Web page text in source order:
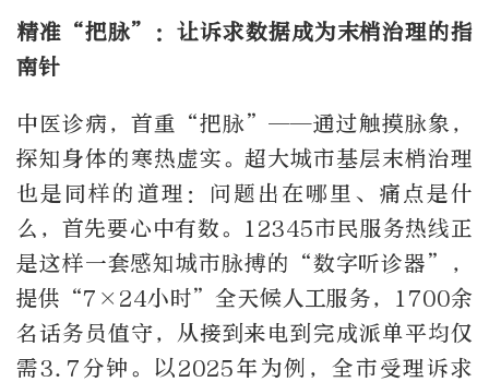
精准“把脉”：让诉求数据成为末梢治理的指
南针
中医诊病，首重“把脉”——通过触摸脉象，
探知身体的寒热虚实。超大城市基层末梢治理
也是同样的道理：问题出在哪里、痛点是什
么，首先要心中有数。12345市民服务热线正
是这样一套感知城市脉搏的“数字听诊器”，
提供“7×24小时”全天候人工服务，1700余
名话务员值守，从接到来电到完成派单平均仅
需3.7分钟。以2025年为例，全市受理诉求